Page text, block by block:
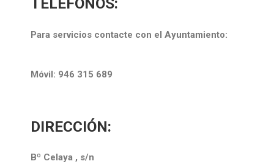
Para servicios contacte con el Ayuntamiento:
Móvil: 946 315 689
DIRECCIÓN:
Bº Celaya , s/n